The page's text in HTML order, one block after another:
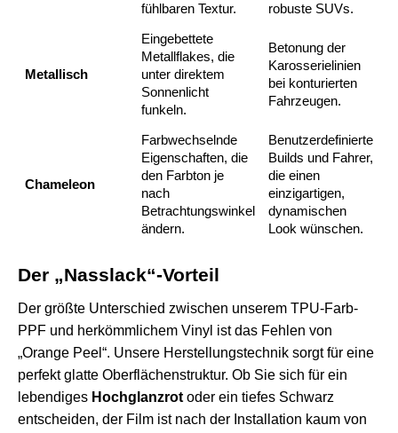
fühlbaren Textur.
robuste SUVs.
Metallisch
Eingebettete
Metallflakes, die
unter direktem
Sonnenlicht
funkeln.
Betonung der
Karosserielinien
bei konturierten
Fahrzeugen.
Chameleon
Farbwechselnde
Eigenschaften, die
den Farbton je
nach
Betrachtungswinkel
ändern.
Benutzerdefinierte
Builds und Fahrer,
die einen
einzigartigen,
dynamischen
Look wünschen.
Der „Nasslack“-Vorteil
Der größte Unterschied zwischen unserem TPU-Farb-
PPF und herkömmlichem Vinyl ist das Fehlen von
„Orange Peel“. Unsere Herstellungstechnik sorgt für eine
perfekt glatte Oberflächenstruktur. Ob Sie sich für ein
lebendiges Hochglanzrot oder ein tiefes Schwarz
entscheiden, der Film ist nach der Installation kaum von